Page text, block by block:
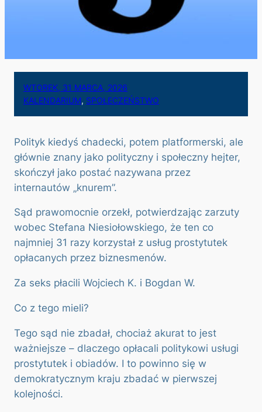
WTOREK, 31 MARCA, 2026
KALENDARIUM, SPOŁECZEŃSTWO
Polityk kiedyś chadecki, potem platformerski, ale
głównie znany jako polityczny i społeczny hejter,
skończył jako postać nazywana przez
internautów „knurem”.
Sąd prawomocnie orzekł, potwierdzając zarzuty
wobec Stefana Niesiołowskiego, że ten co
najmniej 31 razy korzystał z usług prostytutek
opłacanych przez biznesmenów.
Za seks płacili Wojciech K. i Bogdan W.
Co z tego mieli?
Tego sąd nie zbadał, chociaż akurat to jest
ważniejsze – dlaczego opłacali politykowi usługi
prostytutek i obiadów. I to powinno się w
demokratycznym kraju zbadać w pierwszej
kolejności.